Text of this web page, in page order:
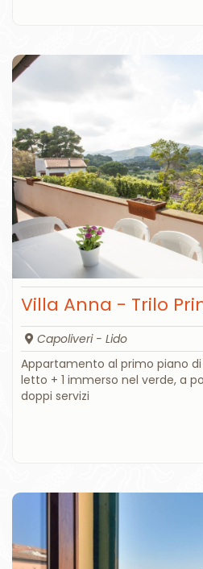
Villa Anna - Trilo
Capoliveri - Lido
Appartamento al primo piano
letto + 1 immerso nel verde, a
doppi servizi